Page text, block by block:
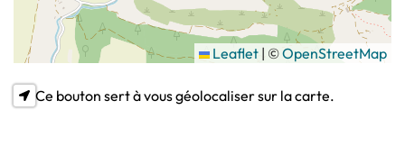
Leaflet | ©OpenStreetMap
Ce bouton sert à vous géolocaliser sur la carte.